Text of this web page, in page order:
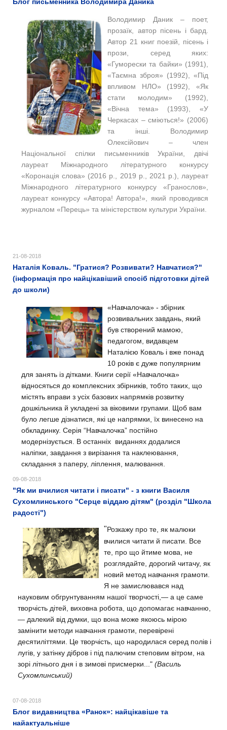
Блог письменника Володимира Даника
Володимир Даник – поет,
прозаїк, автор пісень і бард.
Автор 21 книг поезій, пісень і
прози, серед яких:
«Гуморески та байки» (1991),
«Таємна зброя» (1992), «Під
впливом НЛО» (1992), «Як
стати молодим» (1992),
«Вічна тема» (1993), «У
Черкасах – сміються!» (2006)
та інші. Володимир
Олексійович – член
Національної спілки письменників України, двічі
лауреат Міжнародного літературного конкурсу
«Коронація слова» (2016 р., 2019 р., 2021 р.), лауреат
Міжнародного літературного конкурсу «Гранослов»,
лауреат конкурсу «Автора! Автора!», який проводився
журналом «Перець» та міністерством культури України.
21-08-2018
Наталія Коваль. "Гратися? Розвивати? Навчатися?"
(інформація про найцікавіший спосіб підготовки дітей
до школи)
«Навчалочка» - збірник
розвивальних завдань, який
був створений мамою,
педагогом, видавцем
Наталією Коваль і вже понад
10 років є дуже популярним
для занять із дітками. Книги серії «Навчалочка»
відносяться до комплексних збірників, тобто таких, що
містять вправи з усіх базових напрямків розвитку
дошкільника й укладені за віковими групами. Щоб вам
було легше дізнатися, які це напрямки, їх винесено на
обкладинку. Серія “Навчалочка” постійно
модернізується. В останніх виданнях додалися
наліпки, завдання з вирізання та наклеювання,
складання з паперу, ліплення, малювання.
09-08-2018
"Як ми вчилися читати і писати" - з книги Василя
Сухомлинського "Серце віддаю дітям" (розділ "Школа
радості")
"Розкажу про те, як малюки
вчилися читати й писати. Все
те, про що йтиме мова, не
розглядайте, дорогий читачу, як
новий метод навчання грамоти.
Я не замислювався над
науковим обгрунтуванням нашої творчості,— а це саме
творчість дітей, виховна робота, що допомагає навчанню,
— далекий від думки, що вона може якоюсь мірою
замінити методи навчання грамоти, перевірені
десятиліттями. Це творчість, що народилася серед полів і
лугів, у затінку дібров і під палючим степовим вітром, на
зорі літнього дня і в зимові присмерки..." (Василь
Сухомлинський)
07-08-2018
Блог видавництва «Ранок»: найцікавіше та
найактуальніше